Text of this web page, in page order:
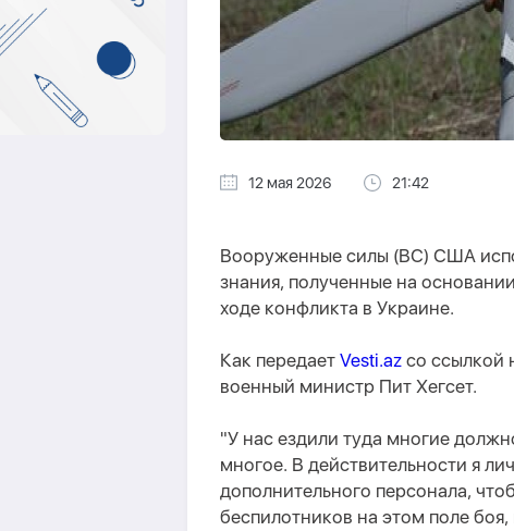
12 мая 2026 21:42
Вооруженные силы (ВС) США
знания, полученные на
ходе конфликта в Украине.
Как передает Vesti.az со ссылкой
военный министр Пит Хегсет.
"У нас ездили туда многие
многое. В действительности я
дополнительного персонала,
беспилотников на этом поле боя,